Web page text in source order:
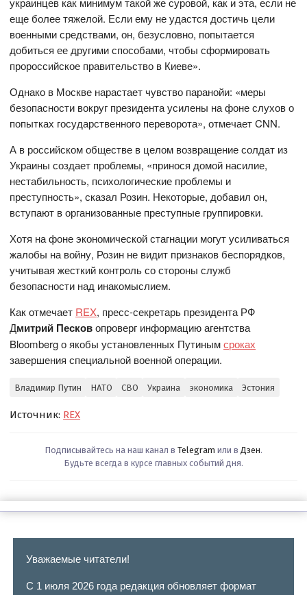
еще более тяжелой. Если ему не удастся достичь цели
военными средствами, он, безусловно, попытается
добиться ее другими способами, чтобы сформировать
пророссийское правительство в Киеве».
Однако в Москве нарастает чувство паранойи: «меры
безопасности вокруг президента усилены на фоне слухов о
попытках государственного переворота», отмечает CNN.
А в российском обществе в целом возвращение солдат из
Украины создает проблемы, «принося домой насилие,
нестабильность, психологические проблемы и
преступность», сказал Розин. Некоторые, добавил он,
вступают в организованные преступные группировки.
Хотя на фоне экономической стагнации могут усиливаться
жалобы на войну, Розин не видит признаков беспорядков,
учитывая жесткий контроль со стороны служб
безопасности над инакомыслием.
Как отмечает REX, пресс-секретарь президента РФ
Дмитрий Песковопроверг информацию агентства
Bloomberg о якобы установленных Путинымсроках
завершения специальной военной операции.
Владимир Путин НАТО СВО Украина экономика Эстония
Источник: REX
Подписывайтесь на наш канал в Telegram или в Дзен.
Будьте всегда в курсе главных событий дня.
Уважаемые читатели!
С 1 июля 2026 года редакция обновляет формат